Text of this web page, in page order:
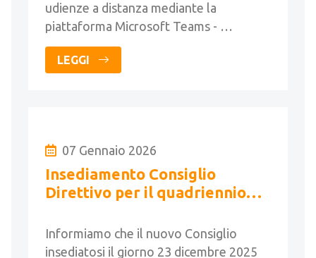
udienze a distanza mediante la
piattaforma Microsoft Teams - …
LEGGI
07 Gennaio 2026
Insediamento Consiglio
Direttivo per il quadriennio
cariche istituzionali
Informiamo che il nuovo Consiglio
insediatosi il giorno 23 dicembre 2025